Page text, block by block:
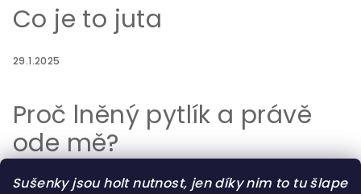
Sušenky jsou holt nutnost, jen díky nim to tu šlape
Co je to juta
29.1.2025
Proč lněný pytlík a právě
ode mě?
29.7.2023